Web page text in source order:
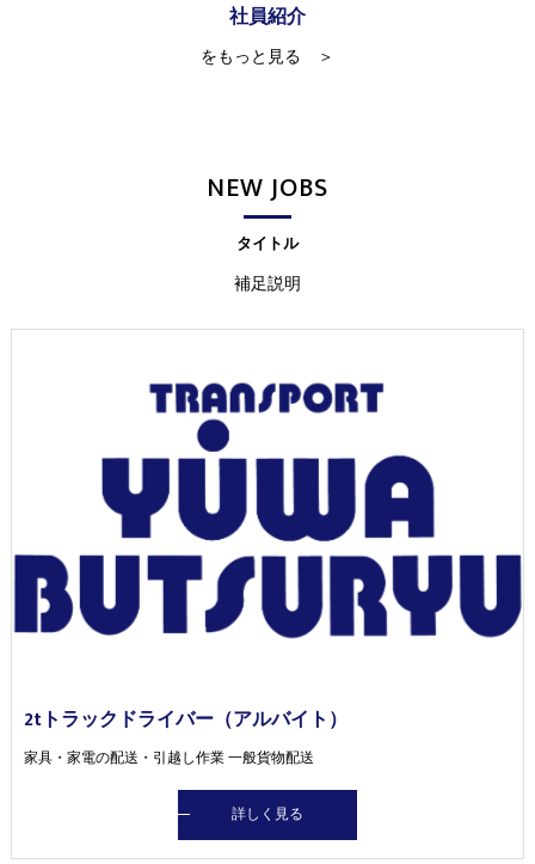
社員紹介
をもっと見る ＞
タイトル
NEW JOBS
補足説明
2tトラックドライバー（アルバイト）
家具・家電の配送・引越し作業 一般貨物配送
詳しく見る